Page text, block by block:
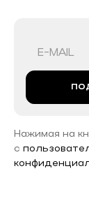
Нажимая на
с